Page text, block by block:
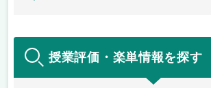
授業評価・楽単情報を探す